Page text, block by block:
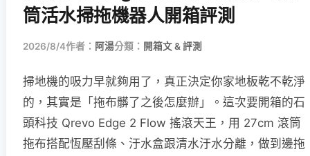
筒活水掃拖機器人開箱評測
2026/8/4作者： 阿湯分類： 開箱文 & 評測
掃地機的吸力早就夠用了，真正決定你家地板乾不乾淨
的，其實是「拖布髒了之後怎麼辦」。這次要開箱的石
頭科技 Qrevo Edge 2 Flow 搖滾天王，用 27cm 滾筒
拖布搭配恆壓刮條、汙水盒跟清水汙水分離，做到邊拖